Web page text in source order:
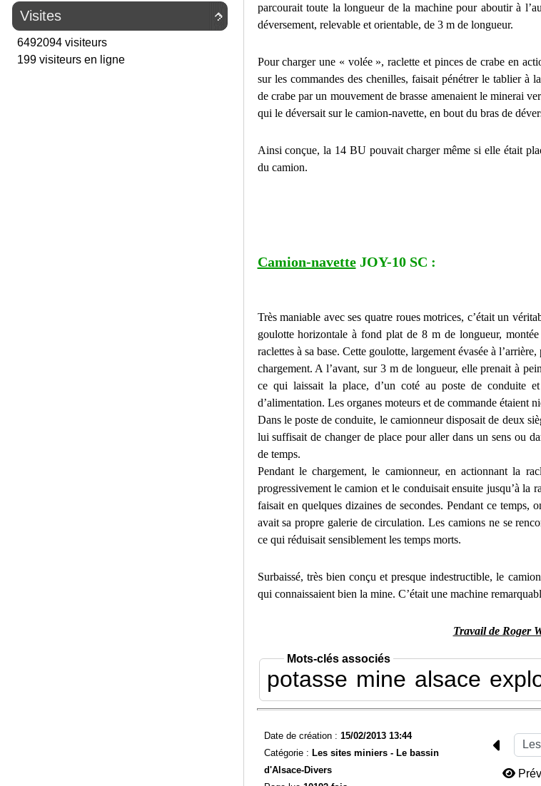

Visites
6492094 visiteurs
199 visiteurs en ligne
parcourait toute la longueur de la machine pour aboutir à
déversement, relevable et orientable, de 3 m de longueur.
Pour charger une « volée », raclette et pinces de crabe en
sur les commandes des chenilles, faisait pénétrer le tablier à
de crabe par un mouvement de brasse amenaient le minerai
qui le déversait sur le camion-navette, en bout du bras de
Ainsi conçue, la 14 BU pouvait charger même si elle était
du camion.
Camion-navetteJOY-10 SC :
Très maniable avec ses quatre roues motrices, c’était un
goulotte horizontale à fond plat de 8 m de longueur,
raclettes à sa base. Cette goulotte, largement évasée à
chargement. A l’avant, sur 3 m de longueur, elle prenait à
ce qui laissait la place, d’un coté au poste de conduite
d’alimentation. Les organes moteurs et de commande étaient
Dans le poste de conduite, le camionneur disposait de deux
lui suffisait de changer de place pour aller dans un sens ou
de temps.
Pendant le chargement, le camionneur, en actionnant la
progressivement le camion et le conduisait ensuite jusqu’à la
faisait en quelques dizaines de secondes. Pendant ce temps,
avait sa propre galerie de circulation. Les camions ne se
ce qui réduisait sensiblement les temps morts.
Surbaissé, très bien conçu et presque indestructible, le
qui connaissaient bien la mine. C’était une machine
Travail de Roger
Mots-clés associés
potasse mine alsace
Date de création : 15/02/2013 13:44
Catégorie : Les sites miniers - Le bassin
d'Alsace-Divers